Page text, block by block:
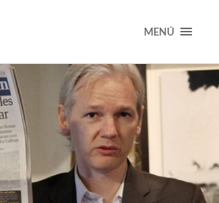
MENÚ